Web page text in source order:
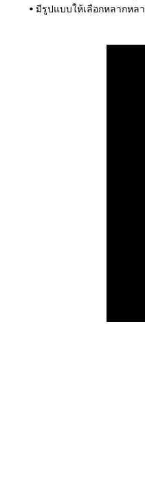
• มีรูปแบบให้เลือกหลากหล